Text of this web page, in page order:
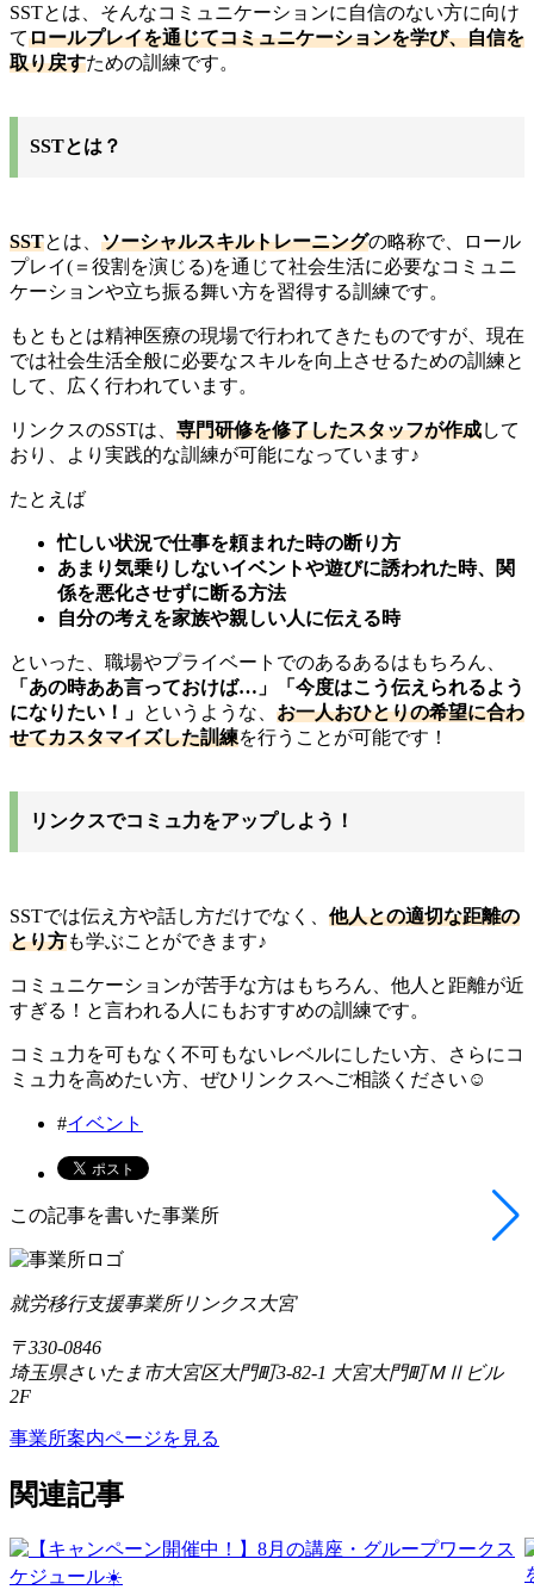
SSTとは、そんなコミュニケーションに自信のない方に向け
てロールプレイを通じてコミュニケーションを学び、自信を
取り戻すための訓練です。
SSTとは？
SSTとは、 ソーシャルスキルトレーニングの略称で、ロール
プレイ(＝役割を演じる)を通じて社会生活に必要なコミュニ
ケーションや立ち振る舞い方を習得する訓練です。
もともとは精神医療の現場で行われてきたものですが、現在
では社会生活全般に必要なスキルを向上させるための訓練と
して、広く行われています。
リンクスのSSTは、 専門研修を修了したスタッフが作成して
おり、より実践的な訓練が可能になっています♪
たとえば
忙しい状況で仕事を頼まれた時の断り方
あまり気乗りしないイベントや遊びに誘われた時、関
係を悪化させずに断る方法
自分の考えを家族や親しい人に伝える時
といった、職場やプライベートでのあるあるはもちろん、
「あの時ああ言っておけば…」「今度はこう伝えられるよう
になりたい！」 というような、 お一人おひとりの希望に合わ
せてカスタマイズした訓練を行うことが可能です！
リンクスでコミュ力をアップしよう！
SSTでは伝え方や話し方だけでなく、 他人との適切な距離の
とり方も学ぶことができます♪
コミュニケーションが苦手な方はもちろん、他人と距離が近
すぎる！と言われる人にもおすすめの訓練です。
コミュ力を可もなく不可もないレベルにしたい方、さらにコ
ミュ力を高めたい方、ぜひリンクスへご相談ください☺️
#イベント
この記事を書いた事業所
就労移行支援事業所リンクス大宮
〒330-0846
埼玉県さいたま市大宮区大門町3-82-1 大宮大門町ＭⅡビル
2F
事業所案内ページを見る
関連記事